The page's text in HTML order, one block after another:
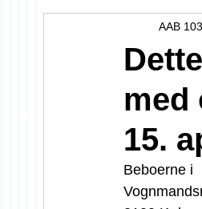
med
15.
AAB 103
Beboerne i